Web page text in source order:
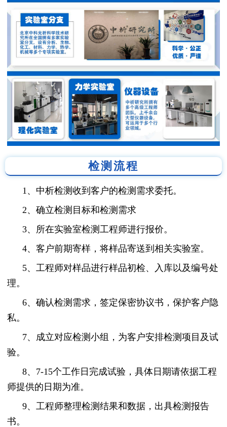
检测流程
1、中析检测收到客户的检测需求委托。
2、确立检测目标和检测需求
3、所在实验室检测工程师进行报价。
4、客户前期寄样，将样品寄送到相关实验室。
5、工程师对样品进行样品初检、入库以及编号处
理。
6、确认检测需求，签定保密协议书，保护客户隐
私。
7、成立对应检测小组，为客户安排检测项目及试
验。
8、7-15个工作日完成试验，具体日期请依据工程
师提供的日期为准。
9、工程师整理检测结果和数据，出具检测报告
书。